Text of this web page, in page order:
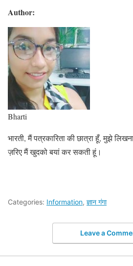
Author:
Bharti
भारती, मैं पत्रकारिता की छात्रा हूँ, मुझे
ज़रिए मैं खुदको बयां कर सकती हूं।
Categories: Information, ज्ञान गंगा
Leave a